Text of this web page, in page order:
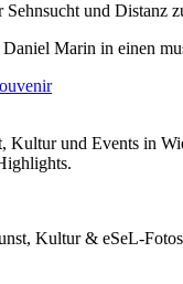
und Distanz
Marin in einen
und Events in
Kultur & eSeL-